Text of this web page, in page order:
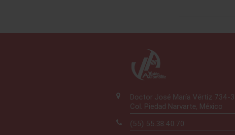
Doctor José María Vértiz 734-3
Col. Piedad Narvarte, México
(55) 55.38.40.70